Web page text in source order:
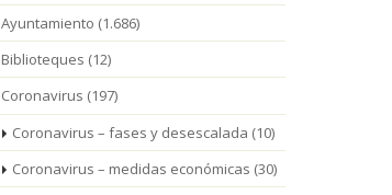
Ayuntamiento (1.686)
Biblioteques (12)
Coronavirus (197)
Coronavirus – fases y desescalada (10)
Coronavirus – medidas económicas (30)